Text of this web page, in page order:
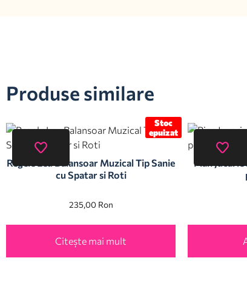
Produse similare
Stoc
epuizat
Regele Leu Balansoar Muzical Tip Sanie
cu Spatar si Roti
235,00 Ron
Citește mai mult
Pian